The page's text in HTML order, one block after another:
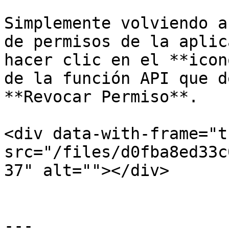
Simplemente
de permisos de la
hacer clic en el
de la función API que
**Revocar Permiso**.
<div data-with-
src="/files/
37" alt=""></div>
---